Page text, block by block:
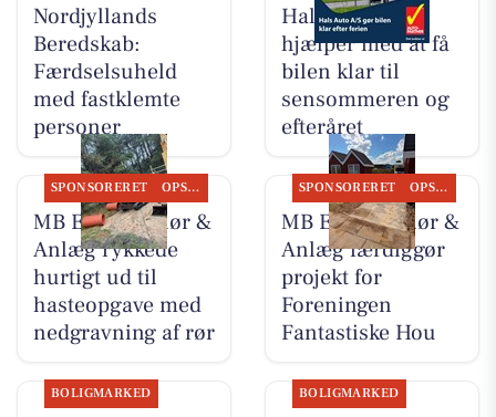
Nordjyllands
Beredskab:
Færdselsuheld
med fastklemte
personer
Hals Auto A/S
hjælper med at få
bilen klar til
sensommeren og
efteråret
SPONSORERET OPSLAGSTAVLEN
MB Entreprenør &
Anlæg rykkede
hurtigt ud til
hasteopgave med
nedgravning af rør
SPONSORERET OPSLAGSTAVLEN
MB Entreprenør &
Anlæg færdiggør
projekt for
Foreningen
Fantastiske Hou
BOLIGMARKED BOLIGMARKED